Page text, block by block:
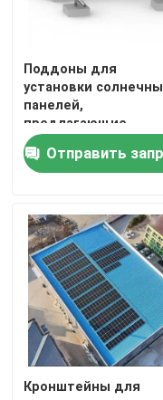
Поддоны для
установки
панелей,
предлагающие
предварительно
собранные стойки и
прочную поддержку
установки массивов
солнечной
электростанции
Отправить
Кронштейны для